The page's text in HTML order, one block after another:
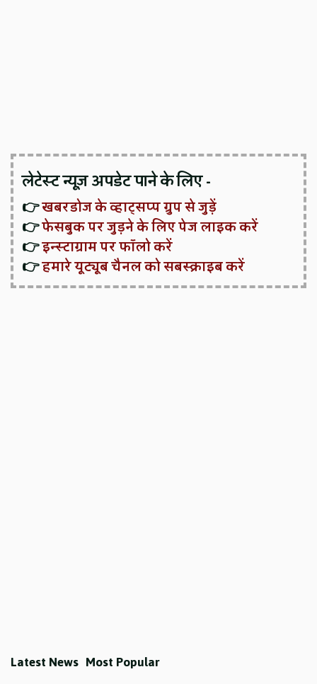
लेटेस्ट न्यूज़ अपडेट पाने के लिए -
👉खबरडोज के व्हाट्सप्प ग्रुप से जुड़ें
👉फेसबुक पर जुड़ने के लिए पेज लाइक करें
👉इन्स्टाग्राम पर फॉलो करें
👉हमारे यूट्यूब चैनल को सबस्क्राइब करें
Latest News Most Popular